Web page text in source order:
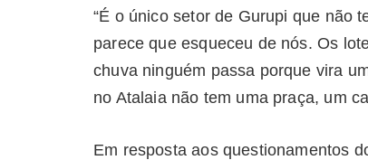
“É o único setor de Gurupi que não
parece que esqueceu de nós. Os
chuva ninguém passa porque vira
no Atalaia não tem uma praça, um
Em resposta aos questionamentos